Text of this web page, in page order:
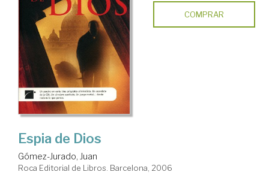
COMPRAR
Espia de Dios
Gómez-Jurado, Juan
Roca Editorial de Libros. Barcelona, 2006